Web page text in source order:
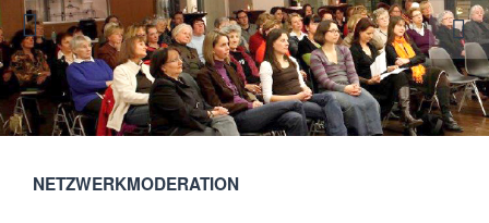
NETZWERKMODERATION